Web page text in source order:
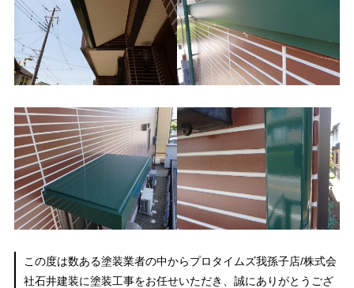
この度は数ある塗装業者の中からプロタイムズ我孫子店/株式会
社石井建装に塗装工事をお任せいただき、誠にありがとうござ